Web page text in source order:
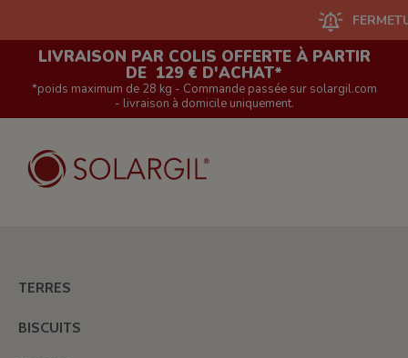
FERMETURE
LIVRAISON PAR COLIS OFFERTE À PARTIR
DE 129 € D'ACHAT*
*poids maximum de 28 kg - Commande passée sur solargil.com
- livraison à domicile uniquement.
TERRES
BISCUITS